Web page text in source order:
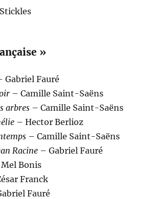
»
Gabriel Fauré
– Camille Saint-Saëns
arbres – Camille Saint-Saëns
– Hector Berlioz
– Camille Saint-Saëns
Racine – Gabriel Fauré
Bonis
Franck
Fauré